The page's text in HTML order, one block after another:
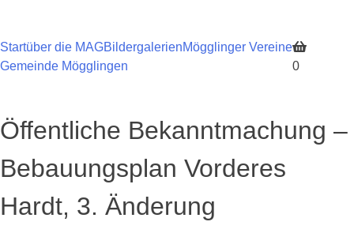
content
Startüber die MAGBildergalerienMögglinger Vereine
Gemeinde Mögglingen
0
Öffentliche Bekanntmachung –
Bebauungsplan Vorderes
Hardt, 3. Änderung